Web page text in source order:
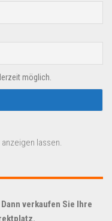
möglich.
lassen.
verkaufen Sie Ihre